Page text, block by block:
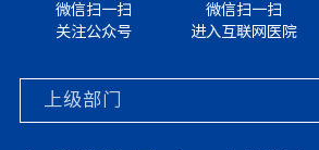
微信扫一扫
关注公众号
微信扫一扫
进入互联网医院